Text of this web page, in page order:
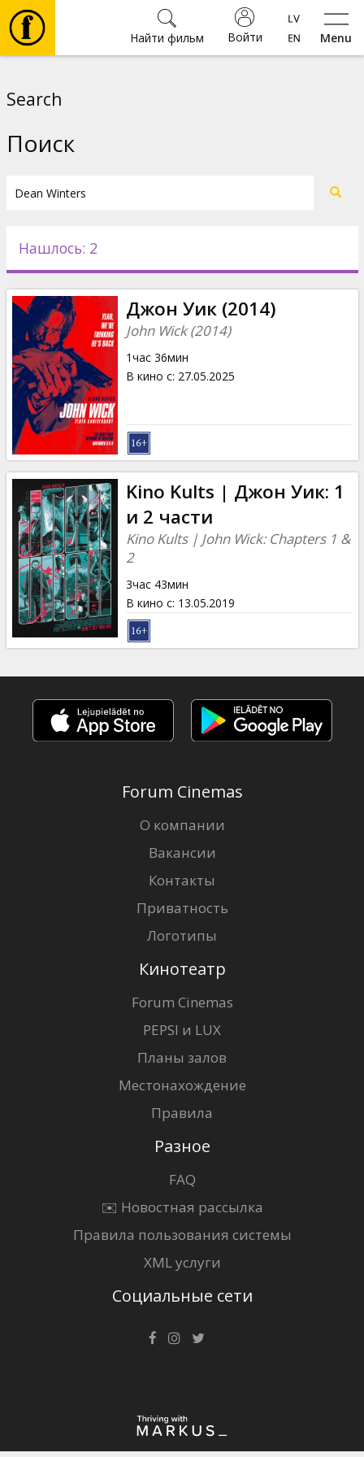
Menu
Войти
Найти фильм
Новости
Подарки
Кинозакуски
B2B
Клуб
Search
Поиск
Нашлось: 2
Джон Уик (2014)
John Wick (2014)
1час 36мин
В кино с: 27.05.2025
Kino Kults | Джон Уик: 1
и 2 части
Kino Kults | John Wick: Chapters 1 &
2
3час 43мин
В кино с: 13.05.2019
Forum Cinemas
О компании
Вакансии
Контакты
Приватность
Логотипы
Кинотеатр
Forum Cinemas
PEPSI и LUX
Планы залов
Местонахождение
Правила
Разное
FAQ
✉️ Новостная рассылка
Правила пользования системы
XML услуги
Социальные сети